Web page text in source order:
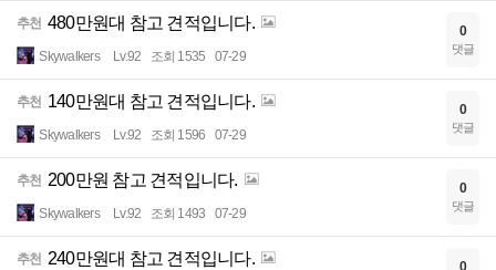
추천 480만원대 참고 견적입니다.
Skywalkers Lv.92 조회 1535 07-29
0
댓글
추천 140만원대 참고 견적입니다.
Skywalkers Lv.92 조회 1596 07-29
0
댓글
추천 200만원 참고 견적입니다.
Skywalkers Lv.92 조회 1493 07-29
0
댓글
추천 240만원대 참고 견적입니다.